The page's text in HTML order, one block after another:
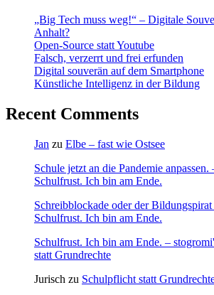
„Big Tech muss weg!“ – Digitale
Anhalt?
Open-Source statt Youtube
Falsch, verzerrt und frei erfunden
Digital souverän auf dem Smartphone
Künstliche Intelligenz in der Bildung
Recent Comments
Jan zu Elbe – fast wie Ostsee
Schule jetzt an die Pandemie
Schulfrust. Ich bin am Ende.
Schreibblockade oder der
Schulfrust. Ich bin am Ende.
Schulfrust. Ich bin am Ende. –
statt Grundrechte
Jurisch zu Schulpflicht statt